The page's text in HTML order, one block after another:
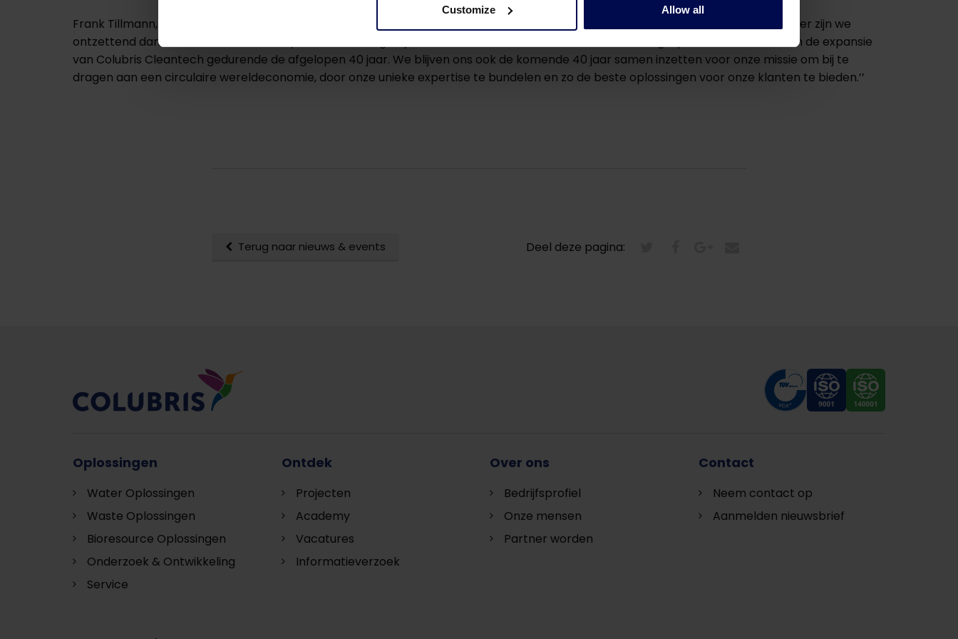
Customize Allow all
Frank Tillmann, CEO sinds 2018: ‘’We zullen dit jaar ook aandacht geven aan diverse activiteiten om het jubileumjaar te vieren. Verder zijn we
ontzettend dankbaar voor de klanten, partners en toegewijde teamleden die een essentiële rol hebben gespeeld in het succes en de expansie
van Colubris Cleantech gedurende de afgelopen 40 jaar. We blijven ons ook de komende 40 jaar samen inzetten voor onze missie om bij te
dragen aan een circulaire wereldeconomie, door onze unieke expertise te bundelen en zo de beste oplossingen voor onze klanten te bieden.’’
Terug naar nieuws & events Deel deze pagina:
Oplossingen
Water Oplossingen
Waste Oplossingen
Bioresource Oplossingen
Onderzoek & Ontwikkeling
Service
Ontdek
Projecten
Academy
Vacatures
Informatieverzoek
Over ons
Bedrijfsprofiel
Onze mensen
Partner worden
Contact
Neem contact op
Aanmelden nieuwsbrief